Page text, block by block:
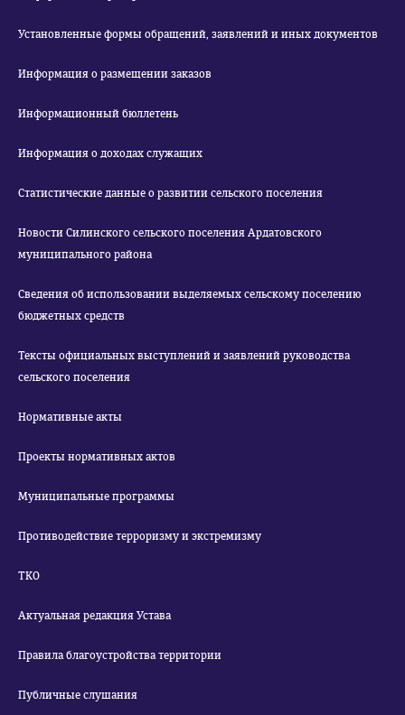
Установленные формы обращений, заявлений и иных документов
Информация о размещении заказов
Информационный бюллетень
Информация о доходах служащих
Статистические данные о развитии сельского поселения
Новости Силинского сельского поселения Ардатовского
муниципального района
Сведения об использовании выделяемых сельскому поселению
бюджетных средств
Тексты официальных выступлений и заявлений руководства
сельского поселения
Нормативные акты
Проекты нормативных актов
Муниципальные программы
Противодействие терроризму и экстремизму
ТКО
Актуальная редакция Устава
Правила благоустройства территории
Публичные слушания